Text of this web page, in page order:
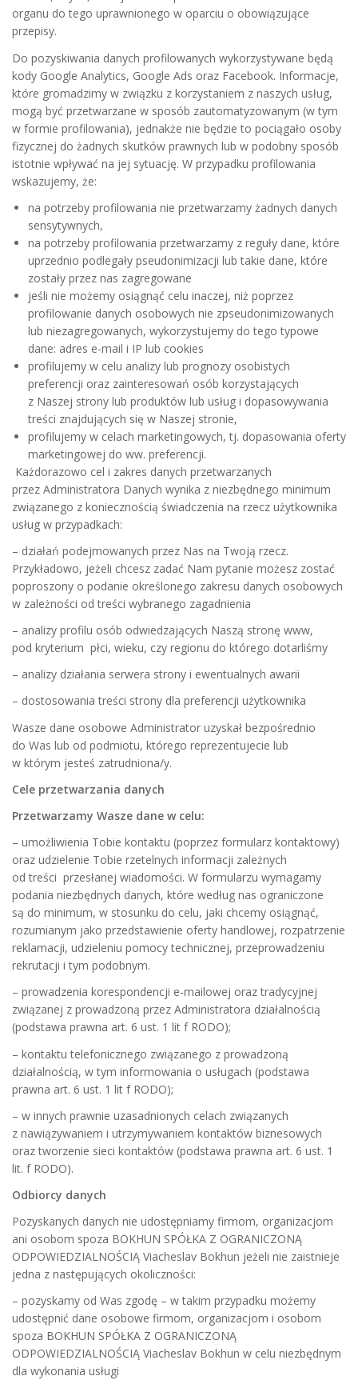
organu do tego uprawnionego w oparciu o obowiązujące
przepisy.
Do pozyskiwania danych profilowanych wykorzystywane będą
kody Google Analytics, Google Ads oraz Facebook. Informacje,
które gromadzimy w związku z korzystaniem z naszych usług,
mogą być przetwarzane w sposób zautomatyzowanym (w tym
w formie profilowania), jednakże nie będzie to pociągało osoby
fizycznej do żadnych skutków prawnych lub w podobny sposób
istotnie wpływać na jej sytuację. W przypadku profilowania
wskazujemy, że:
na potrzeby profilowania nie przetwarzamy żadnych danych
sensytywnych,
na potrzeby profilowania przetwarzamy z reguły dane, które
uprzednio podlegały pseudonimizacji lub takie dane, które
zostały przez nas zagregowane
jeśli nie możemy osiągnąć celu inaczej, niż poprzez
profilowanie danych osobowych nie zpseudonimizowanych
lub niezagregowanych, wykorzystujemy do tego typowe
dane: adres e-mail i IP lub cookies
profilujemy w celu analizy lub prognozy osobistych
preferencji oraz zainteresowań osób korzystających
z Naszej strony lub produktów lub usług i dopasowywania
treści znajdujących się w Naszej stronie,
profilujemy w celach marketingowych, tj. dopasowania oferty
marketingowej do ww. preferencji.
Każdorazowo cel i zakres danych przetwarzanych
przez Administratora Danych wynika z niezbędnego minimum
związanego z koniecznością świadczenia na rzecz użytkownika
usług w przypadkach:
– działań podejmowanych przez Nas na Twoją rzecz.
Przykładowo, jeżeli chcesz zadać Nam pytanie możesz zostać
poproszony o podanie określonego zakresu danych osobowych
w zależności od treści wybranego zagadnienia
– analizy profilu osób odwiedzających Naszą stronę www,
pod kryterium płci, wieku, czy regionu do którego dotarliśmy
– analizy działania serwera strony i ewentualnych awarii
– dostosowania treści strony dla preferencji użytkownika
Wasze dane osobowe Administrator uzyskał bezpośrednio
do Was lub od podmiotu, którego reprezentujecie lub
w którym jesteś zatrudniona/y.
Cele przetwarzania danych
Przetwarzamy Wasze dane w celu:
– umożliwienia Tobie kontaktu (poprzez formularz kontaktowy)
oraz udzielenie Tobie rzetelnych informacji zależnych
od treści przesłanej wiadomości. W formularzu wymagamy
podania niezbędnych danych, które według nas ograniczone
są do minimum, w stosunku do celu, jaki chcemy osiągnąć,
rozumianym jako przedstawienie oferty handlowej, rozpatrzenie
reklamacji, udzieleniu pomocy technicznej, przeprowadzeniu
rekrutacji i tym podobnym.
– prowadzenia korespondencji e-mailowej oraz tradycyjnej
związanej z prowadzoną przez Administratora działalnością
(podstawa prawna art. 6 ust. 1 lit f RODO);
– kontaktu telefonicznego związanego z prowadzoną
działalnością, w tym informowania o usługach (podstawa
prawna art. 6 ust. 1 lit f RODO);
– w innych prawnie uzasadnionych celach związanych
z nawiązywaniem i utrzymywaniem kontaktów biznesowych
oraz tworzenie sieci kontaktów (podstawa prawna art. 6 ust. 1
lit. f RODO).
Odbiorcy danych
Pozyskanych danych nie udostępniamy firmom, organizacjom
ani osobom spoza BOKHUN SPÓŁKA Z OGRANICZONĄ
ODPOWIEDZIALNOŚCIĄ Viacheslav Bokhun jeżeli nie zaistnieje
jedna z następujących okoliczności:
– pozyskamy od Was zgodę – w takim przypadku możemy
udostępnić dane osobowe firmom, organizacjom i osobom
spoza BOKHUN SPÓŁKA Z OGRANICZONĄ
ODPOWIEDZIALNOŚCIĄ Viacheslav Bokhun w celu niezbędnym
dla wykonania usługi